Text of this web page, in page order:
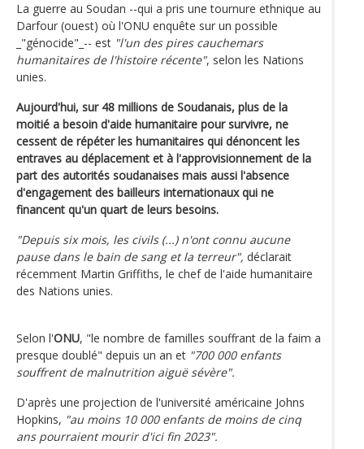
La guerre au Soudan --qui a pris une tournure ethnique au
Darfour (ouest) où l'ONU enquête sur un possible
_"génocide"_-- est "l'un des pires cauchemars
humanitaires de l'histoire récente", selon les Nations
unies.
Aujourd'hui, sur 48 millions de Soudanais, plus de la
moitié a besoin d'aide humanitaire pour survivre, ne
cessent de répéter les humanitaires qui dénoncent les
entraves au déplacement et à l'approvisionnement de la
part des autorités soudanaises mais aussi l'absence
d'engagement des bailleurs internationaux qui ne
financent qu'un quart de leurs besoins.
"Depuis six mois, les civils (...) n'ont connu aucune
pause dans le bain de sang et la terreur", déclarait
récemment Martin Griffiths, le chef de l'aide humanitaire
des Nations unies.
Selon l'ONU, "le nombre de familles souffrant de la faim a
presque doublé" depuis un an et "700 000 enfants
souffrent de malnutrition aiguë sévère".
D'après une projection de l'université américaine Johns
Hopkins, "au moins 10 000 enfants de moins de cinq
ans pourraient mourir d'ici fin 2023".